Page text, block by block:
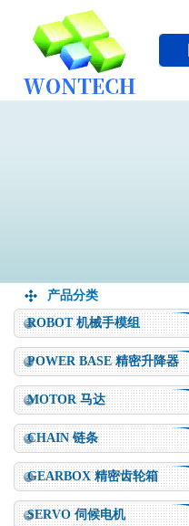
产品分类
ROBOT 机械手模组
POWER BASE 精密升降器
MOTOR 马达
CHAIN 链条
GEARBOX 精密齿轮箱
SERVO 伺候电机